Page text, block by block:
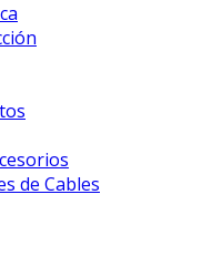
de Cables